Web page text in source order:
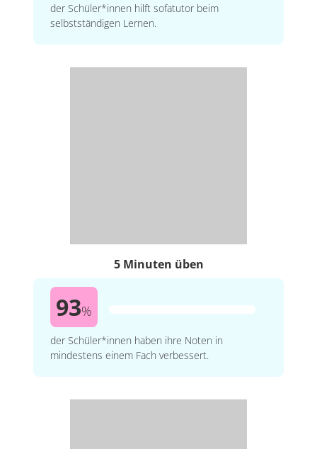
der Schüler*innen hilft sofatutor beim
selbstständigen Lernen.
5 Minuten üben
93%
der Schüler*innen haben ihre Noten in
mindestens einem Fach verbessert.